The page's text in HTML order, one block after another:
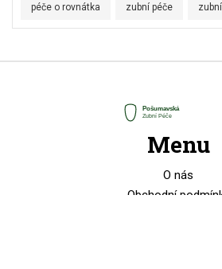
péče o rovnátka zubní péče
Menu
O nás
Obchodní